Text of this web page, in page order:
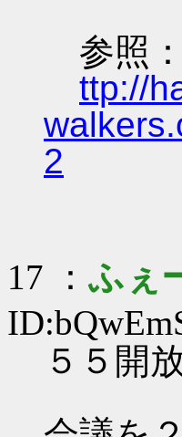
参照
ttp://
2
17 ：ふぇ
５５開